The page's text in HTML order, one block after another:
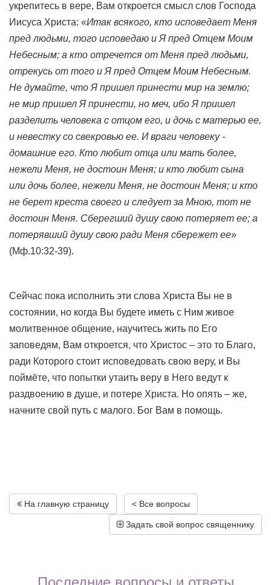
укрепитесь в вере, Вам откроется смысл слов Господа
Иисуса Христа: «Итак всякого, кто исповедает Меня
пред людьми, того исповедаю и Я пред Отцем Моим
Небесным; а кто отречется от Меня пред людьми,
отрекусь от того и Я пред Отцем Моим Небесным.
Не думайте, что Я пришел принести мир на землю;
не мир пришел Я принести, но меч, ибо Я пришел
разделить человека с отцом его, и дочь с матерью ее,
и невестку со свекровью ее. И враги человеку -
домашние его. Кто любит отца или мать более,
нежели Меня, не достоин Меня; и кто любит сына
или дочь более, нежели Меня, не достоин Меня; и кто
не берет креста своего и следует за Мною, тот не
достоин Меня. Сберегший душу свою потеряет ее; а
потерявший душу свою ради Меня сбережет ее»
(Мф.10:32-39).
Сейчас пока исполнить эти слова Христа Вы не в
состоянии, но когда Вы будете иметь с Ним живое
молитвенное общение, научитесь жить по Его
заповедям, Вам откроется, что Христос – это то Благо,
ради Которого стоит исповедовать свою веру, и Вы
поймёте, что попытки утаить веру в Него ведут к
раздвоению в душе, и потере Христа. Но опять – же,
начните свой путь с малого. Бог Вам в помощь.
На главную страницу < Все вопросы
Задать свой вопрос священнику